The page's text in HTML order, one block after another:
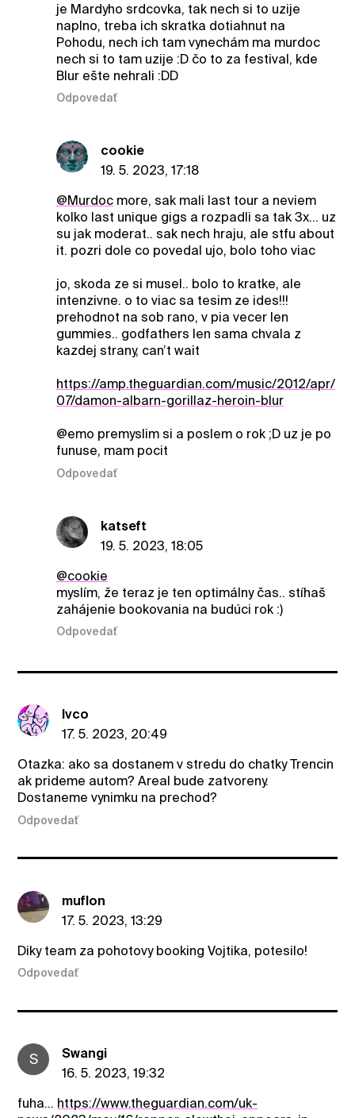
je Mardyho srdcovka, tak nech si to uzije
naplno, treba ich skratka dotiahnut na
Pohodu, nech ich tam vynechám ma murdoc
nech si to tam uzije :D čo to za festival, kde
Blur ešte nehrali :DD
Odpovedať
cookie
19. 5. 2023, 17:18
@Murdocmore, sak mali last tour a neviem
kolko last unique gigs a rozpadli sa tak 3x… uz
su jak moderat.. sak nech hraju, ale stfu about
it. pozri dole co povedal ujo, bolo toho viac
jo, skoda ze si musel.. bolo to kratke, ale
intenzivne. o to viac sa tesim ze ides!!!
prehodnot na sob rano, v pia vecer len
gummies.. godfathers len sama chvala z
kazdej strany, can’t wait
https://amp.theguardian.com/music/2012/apr/
07/damon-albarn-gorillaz-heroin-blur
@emo premyslim si a poslem o rok ;D uz je po
funuse, mam pocit
Odpovedať
katseft
19. 5. 2023, 18:05
@cookie
myslím, že teraz je ten optimálny čas.. stíhaš
zahájenie bookovania na budúci rok :)
Odpovedať
Ivco
17. 5. 2023, 20:49
Otazka: ako sa dostanem v stredu do chatky Trencin
ak prideme autom? Areal bude zatvoreny.
Dostaneme vynimku na prechod?
Odpovedať
muflon
17. 5. 2023, 13:29
Diky team za pohotovy booking Vojtika, potesilo!
Odpovedať
S
Swangi
16. 5. 2023, 19:32
fuha… https://www.theguardian.com/uk-